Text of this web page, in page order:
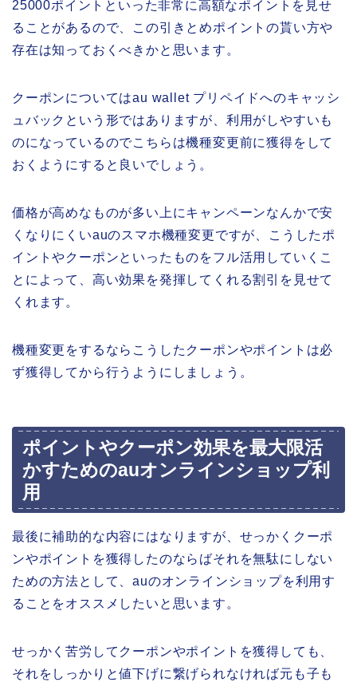
25000ポイントといった非常に高額なポイントを見せ
ることがあるので、この引きとめポイントの貰い方や
存在は知っておくべきかと思います。
クーポンについてはau wallet プリペイドへのキャッシ
ュバックという形ではありますが、利用がしやすいも
のになっているのでこちらは機種変更前に獲得をして
おくようにすると良いでしょう。
価格が高めなものが多い上にキャンペーンなんかで安
くなりにくいauのスマホ機種変更ですが、こうしたポ
イントやクーポンといったものをフル活用していくこ
とによって、高い効果を発揮してくれる割引を見せて
くれます。
機種変更をするならこうしたクーポンやポイントは必
ず獲得してから行うようにしましょう。
ポイントやクーポン効果を最大限活
かすためのauオンラインショップ利
用
最後に補助的な内容にはなりますが、せっかくクーポ
ンやポイントを獲得したのならばそれを無駄にしない
ための方法として、auのオンラインショップを利用す
ることをオススメしたいと思います。
せっかく苦労してクーポンやポイントを獲得しても、
それをしっかりと値下げに繋げられなければ元も子も